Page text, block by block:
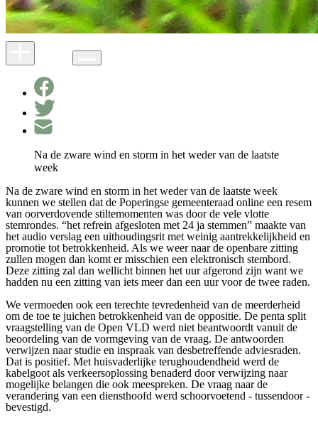
Na de zware wind en storm in het weder van de laatste
week
Na de zware wind en storm in het weder van de laatste week
kunnen we stellen dat de Poperingse gemeenteraad online een resem
van oorverdovende stiltemomenten was door de vele vlotte
stemrondes. “het refrein afgesloten met 24 ja stemmen” maakte van
het audio verslag een uithoudingsrit met weinig aantrekkelijkheid en
promotie tot betrokkenheid. Als we weer naar de openbare zitting
zullen mogen dan komt er misschien een elektronisch stembord.
Deze zitting zal dan wellicht binnen het uur afgerond zijn want we
hadden nu een zitting van iets meer dan een uur voor de twee raden.
We vermoeden ook een terechte tevredenheid van de meerderheid
om de toe te juichen betrokkenheid van de oppositie. De penta split
vraagstelling van de Open VLD werd niet beantwoordt vanuit de
beoordeling van de vormgeving van de vraag. De antwoorden
verwijzen naar studie en inspraak van desbetreffende adviesraden.
Dat is positief. Met huisvaderlijke terughoudendheid werd de
kabelgoot als verkeersoplossing benaderd door verwijzing naar
mogelijke belangen die ook meespreken. De vraag naar de
verandering van een diensthoofd werd schoorvoetend - tussendoor -
bevestigd.